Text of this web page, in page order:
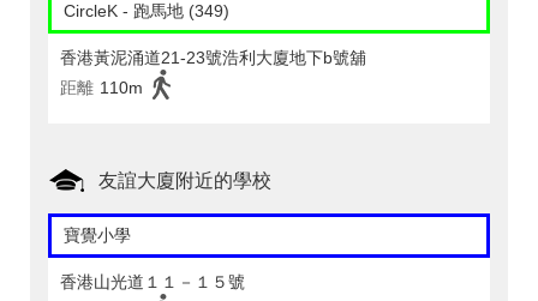
CircleK - 跑馬地 (349)
香港黃泥涌道21-23號浩利大廈地下b號舖
距離 110m
友誼大廈附近的學校
寶覺小學
香港山光道１１－１５號